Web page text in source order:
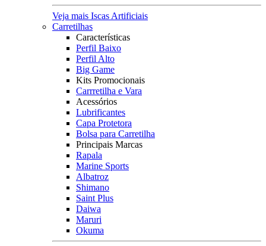
Veja mais Iscas Artificiais
Carretilhas
Características
Perfil Baixo
Perfil Alto
Big Game
Kits Promocionais
Carrretilha e Vara
Acessórios
Lubrificantes
Capa Protetora
Bolsa para Carretilha
Principais Marcas
Rapala
Marine Sports
Albatroz
Shimano
Saint Plus
Daiwa
Maruri
Okuma